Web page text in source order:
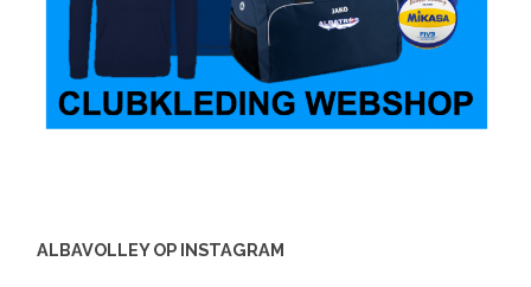
ALBAVOLLEY OP INSTAGRAM